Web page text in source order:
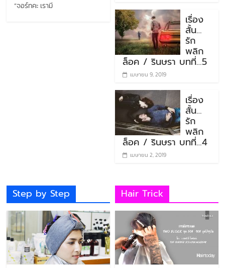
“จอร์ทคะ เรามี
เรื่อง
สั้น…
รัก
พลิก
ล็อค / รินษรา บทที่…5
เมษายน 9, 2019
เรื่อง
สั้น…
รัก
พลิก
ล็อค / รินษรา บทที่…4
เมษายน 2, 2019
Step by Step Hair Trick